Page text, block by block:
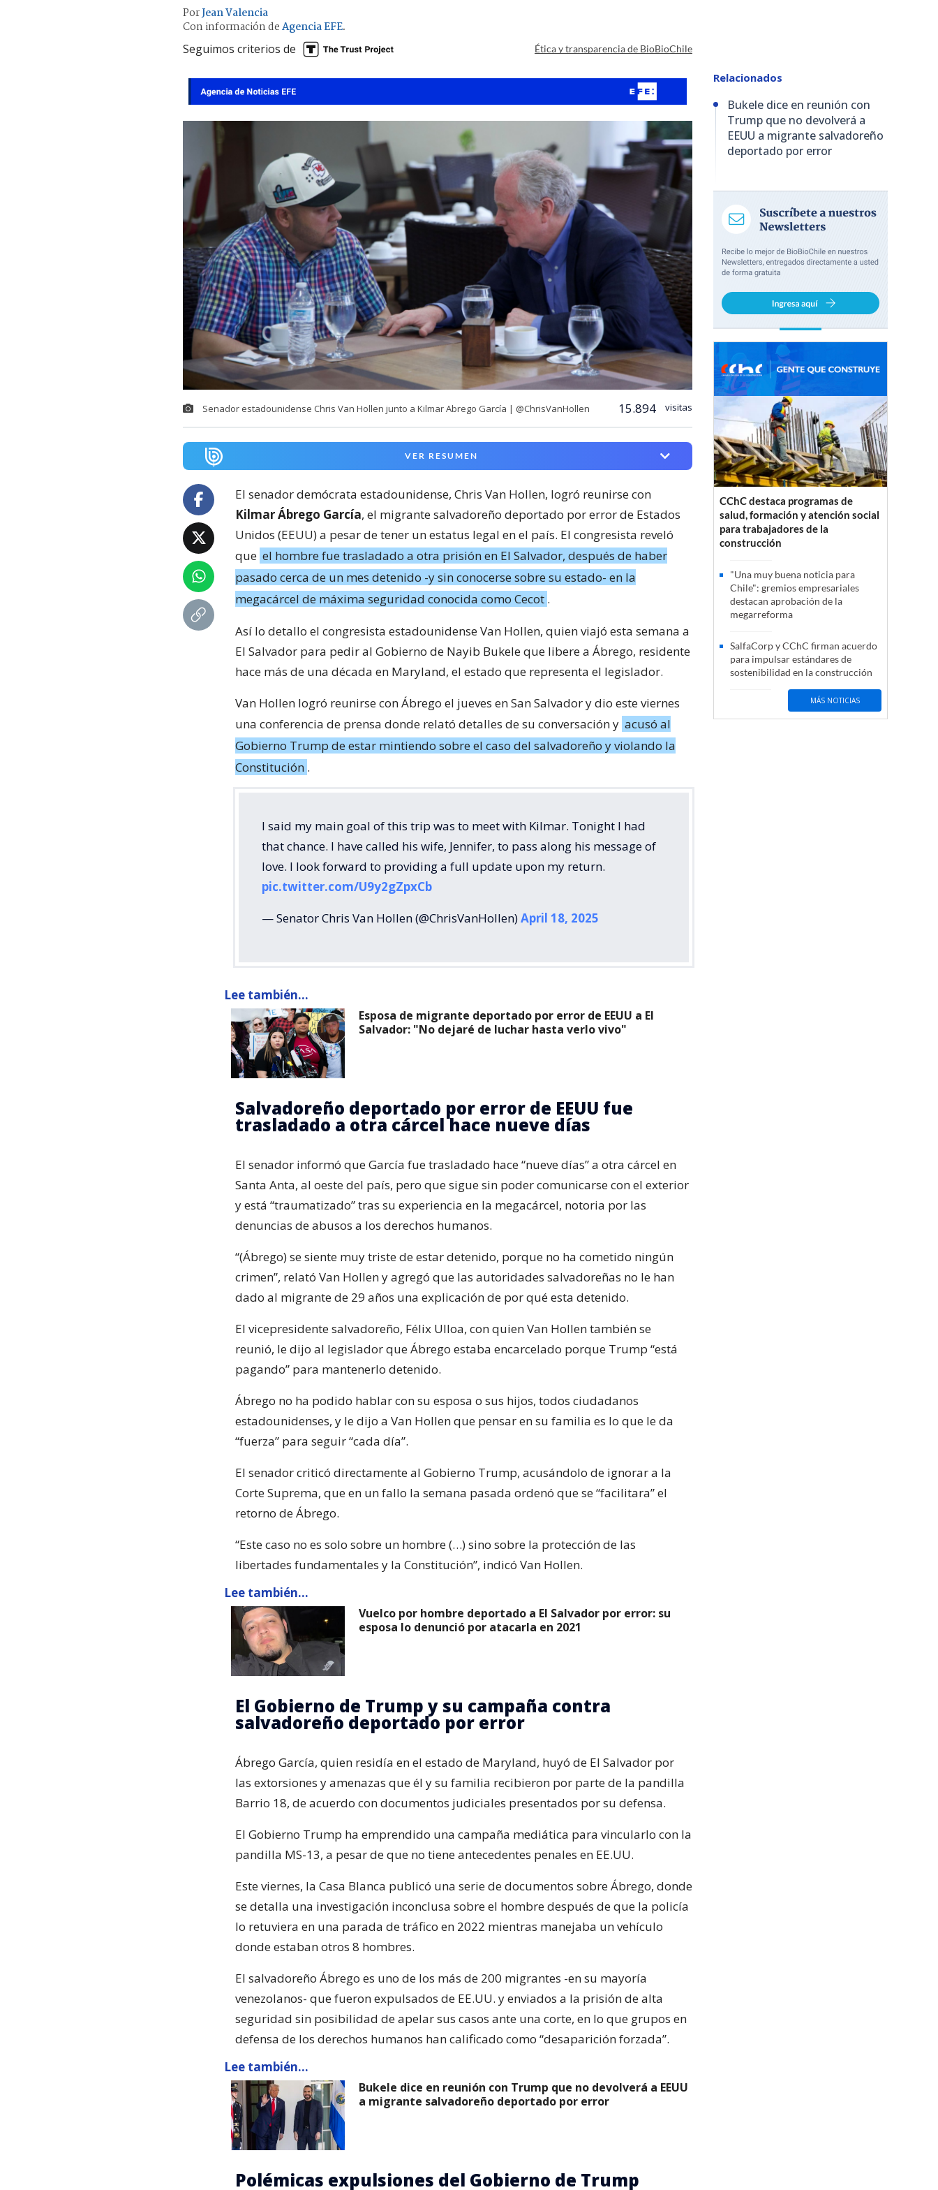
PorJean Valencia
Con información deAgencia EFE.
Seguimos criterios de Ética y transparencia de BioBioChile
Senador estadounidense Chris Van Hollen junto a Kilmar Abrego García | @ChrisVanHollen 15.894 visitas
VER RESUMEN
El senador demócrata estadounidense, Chris Van Hollen, logró reunirse con
Kilmar Ábrego García, el migrante salvadoreño deportado por error de Estados
Unidos (EEUU) a pesar de tener un estatus legal en el país. El congresista reveló
que el hombre fue trasladado a otra prisión en El Salvador, después de haber
pasado cerca de un mes detenido -y sin conocerse sobre su estado- en la
megacárcel de máxima seguridad conocida como Cecot .
Así lo detallo el congresista estadounidense Van Hollen, quien viajó esta semana a
El Salvador para pedir al Gobierno de Nayib Bukele que libere a Ábrego, residente
hace más de una década en Maryland, el estado que representa el legislador.
Van Hollen logró reunirse con Ábrego el jueves en San Salvador y dio este viernes
una conferencia de prensa donde relató detalles de su conversación y acusó al
Gobierno Trump de estar mintiendo sobre el caso del salvadoreño y violando la
Constitución .
I said my main goal of this trip was to meet with Kilmar. Tonight I had
that chance. I have called his wife, Jennifer, to pass along his message of
love. I look forward to providing a full update upon my return.
pic.twitter.com/U9y2gZpxCb
— Senator Chris Van Hollen (@ChrisVanHollen)April 18, 2025
Lee también...
Esposa de migrante deportado por error de EEUU a El
Salvador: "No dejaré de luchar hasta verlo vivo"
Salvadoreño deportado por error de EEUU fue
trasladado a otra cárcel hace nueve días
El senador informó que García fue trasladado hace “nueve días” a otra cárcel en
Santa Anta, al oeste del país, pero que sigue sin poder comunicarse con el exterior
y está “traumatizado” tras su experiencia en la megacárcel, notoria por las
denuncias de abusos a los derechos humanos.
“(Ábrego) se siente muy triste de estar detenido, porque no ha cometido ningún
crimen”, relató Van Hollen y agregó que las autoridades salvadoreñas no le han
dado al migrante de 29 años una explicación de por qué esta detenido.
El vicepresidente salvadoreño, Félix Ulloa, con quien Van Hollen también se
reunió, le dijo al legislador que Ábrego estaba encarcelado porque Trump “está
pagando” para mantenerlo detenido.
Ábrego no ha podido hablar con su esposa o sus hijos, todos ciudadanos
estadounidenses, y le dijo a Van Hollen que pensar en su familia es lo que le da
“fuerza” para seguir “cada día”.
El senador criticó directamente al Gobierno Trump, acusándolo de ignorar a la
Corte Suprema, que en un fallo la semana pasada ordenó que se “facilitara” el
retorno de Ábrego.
“Este caso no es solo sobre un hombre (…) sino sobre la protección de las
libertades fundamentales y la Constitución”, indicó Van Hollen.
Lee también...
Vuelco por hombre deportado a El Salvador por error: su
esposa lo denunció por atacarla en 2021
El Gobierno de Trump y su campaña contra
salvadoreño deportado por error
Ábrego García, quien residía en el estado de Maryland, huyó de El Salvador por
las extorsiones y amenazas que él y su familia recibieron por parte de la pandilla
Barrio 18, de acuerdo con documentos judiciales presentados por su defensa.
El Gobierno Trump ha emprendido una campaña mediática para vincularlo con la
pandilla MS-13, a pesar de que no tiene antecedentes penales en EE.UU.
Este viernes, la Casa Blanca publicó una serie de documentos sobre Ábrego, donde
se detalla una investigación inconclusa sobre el hombre después de que la policía
lo retuviera en una parada de tráfico en 2022 mientras manejaba un vehículo
donde estaban otros 8 hombres.
El salvadoreño Ábrego es uno de los más de 200 migrantes -en su mayoría
venezolanos- que fueron expulsados de EE.UU. y enviados a la prisión de alta
seguridad sin posibilidad de apelar sus casos ante una corte, en lo que grupos en
defensa de los derechos humanos han calificado como “desaparición forzada”.
Lee también...
Bukele dice en reunión con Trump que no devolverá a EEUU
a migrante salvadoreño deportado por error
Polémicas expulsiones del Gobierno de Trump
Relacionados
Bukele dice en reunión con
Trump que no devolverá a
EEUU a migrante salvadoreño
deportado por error
CChC destaca programas de
salud, formación y atención social
para trabajadores de la
construcción
"Una muy buena noticia para
Chile": gremios empresariales
destacan aprobación de la
megarreforma
SalfaCorp y CChC firman acuerdo
para impulsar estándares de
sostenibilidad en la construcción
MÁS NOTICIAS